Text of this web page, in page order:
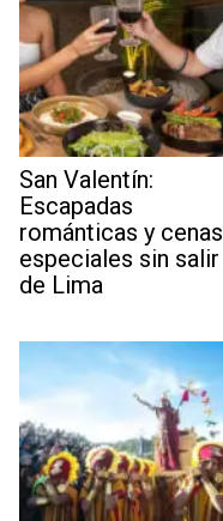
San Valentín:
Escapadas
románticas y cenas
especiales sin salir
de Lima